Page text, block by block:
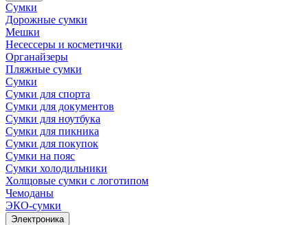
Сумки
Дорожные сумки
Мешки
Несессеры и косметички
Органайзеры
Пляжные сумки
Сумки
Сумки для спорта
Сумки для документов
Сумки для ноутбука
Сумки для пикника
Сумки для покупок
Сумки на пояс
Сумки холодильники
Холщовые сумки с логотипом
Чемоданы
ЭКО-сумки
Электроника